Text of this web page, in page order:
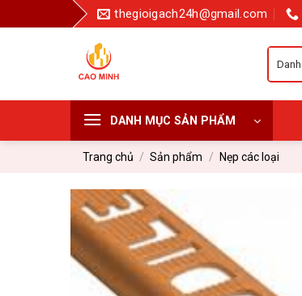
qua
thegioigach24h@gmail.com
DANH MỤC SẢN PHẨM
Trang chủ / Sản phẩm / Nẹp các loại